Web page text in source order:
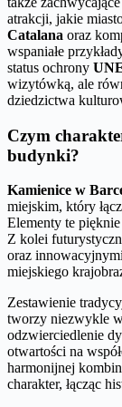
atrakcji, jakie
Catalana oraz
wspaniałe
status ochrony
wizytówką, ale
dziedzictwa
Czym
budynki?
Kamienice w
miejskim, który
Elementy te pięknie
Z kolei
oraz
miejskiego
Zestawienie
tworzy niezwykle
odzwierciedlenie
otwartości na
harmonijnej
charakter, łącząc